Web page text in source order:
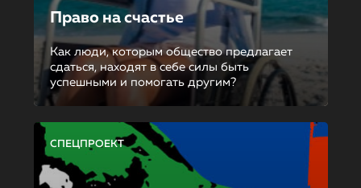
Право на счастье
Как люди, которым общество предлагает
сдаться, находят в себе силы быть
успешными и помогать другим?
СПЕЦПРОЕКТ